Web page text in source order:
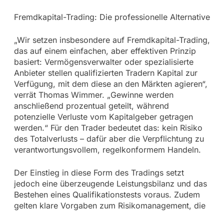
Fremdkapital-Trading: Die professionelle Alternative
„Wir setzen insbesondere auf Fremdkapital-Trading,
das auf einem einfachen, aber effektiven Prinzip
basiert: Vermögensverwalter oder spezialisierte
Anbieter stellen qualifizierten Tradern Kapital zur
Verfügung, mit dem diese an den Märkten agieren“,
verrät Thomas Wimmer. „Gewinne werden
anschließend prozentual geteilt, während
potenzielle Verluste vom Kapitalgeber getragen
werden.“ Für den Trader bedeutet das: kein Risiko
des Totalverlusts – dafür aber die Verpflichtung zu
verantwortungsvollem, regelkonformem Handeln.
Der Einstieg in diese Form des Tradings setzt
jedoch eine überzeugende Leistungsbilanz und das
Bestehen eines Qualifikationstests voraus. Zudem
gelten klare Vorgaben zum Risikomanagement, die